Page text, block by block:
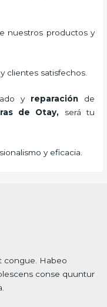
nuestros productos y
clientes satisfechos.
y reparación de
de Otay, será tu
y eficacia.
congue. Habeo
conse quuntur